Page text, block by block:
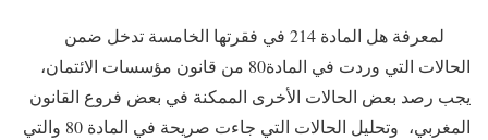
لمعرفة هل المادة 214 في فقرتها الخامسة تدخل ضمن
الحالات التي وردت في المادة80 من قانون مؤسسات الائتمان،
يجب رصد بعض الحالات الأخرى الممكنة في بعض فروع القانون
المغربي، وتحليل الحالات التي جاءت صريحة في المادة 80 والتي